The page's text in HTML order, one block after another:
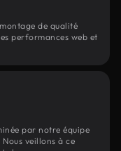
de qualité
performances web et
par notre équipe
veillons à ce